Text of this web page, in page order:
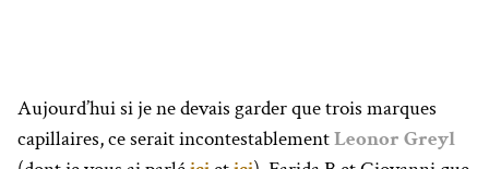
Aujourd’hui si je ne devais garder que trois marques
capillaires, ce serait incontestablementLeonor Greyl